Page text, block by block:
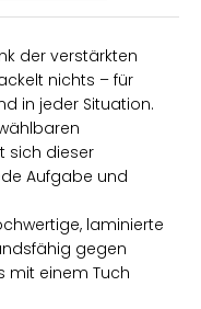
der verstärkten
nichts – für
in jeder Situation.
wählbaren
sich dieser
Aufgabe und
laminierte
gegen
mit einem Tuch